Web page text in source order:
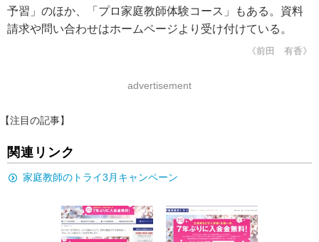
予習」のほか、「プロ家庭教師体験コース」もある。資料
請求や問い合わせはホームページより受け付けている。
《前田 有香》
advertisement
【注目の記事】
関連リンク
家庭教師のトライ3月キャンペーン